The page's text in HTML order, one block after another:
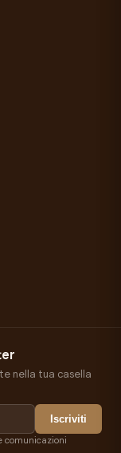
nella tua casella
Iscriviti
comunicazioni